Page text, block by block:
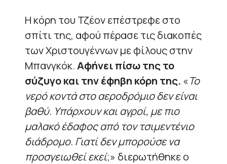
Η κόρη του Τζέον επέστρεφε στο
σπίτι της, αφού πέρασε τις διακοπές
των Χριστουγέννων με φίλους στην
Μπανγκόκ.Αφήνει πίσω της το
σύζυγο και την έφηβη κόρη της. «Το
νερό κοντά στο αεροδρόμιο δεν είναι
βαθύ. Υπάρχουν και αγροί, με πιο
μαλακό έδαφος από τον τσιμεντένιο
διάδρομο. Γιατί δεν μπορούσε να
προσγειωθεί εκεί;» διερωτήθηκε ο